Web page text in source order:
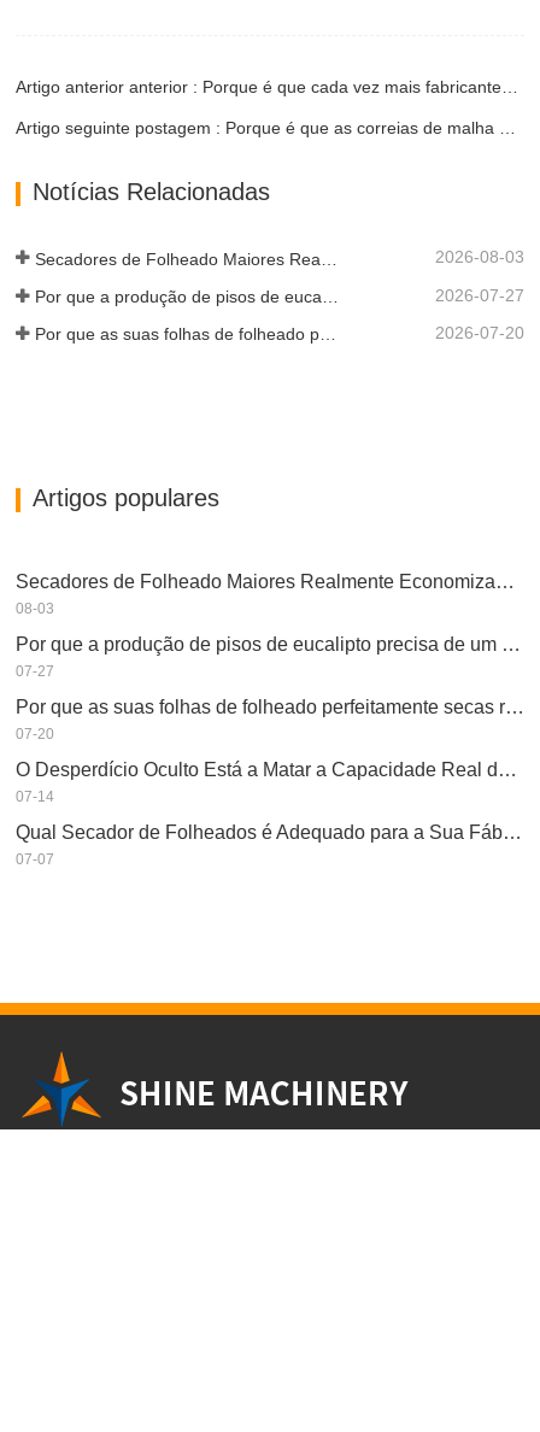
Artigo anterior anterior : Porque é que cada vez mais fabricantes de contraplacado estão a adotar secadores de rolos avançados?
Artigo seguinte postagem : Porque é que as correias de malha de aço inoxidável são essenciais para secar lâminas de madeira preciosas?
Notícias Relacionadas
2026-08-03
2026-07-27
2026-07-20
Artigos populares
Secadores de Folheado Maiores Realmente Economizam Dinheiro?
08-03
Por que a produção de pisos de eucalipto precisa de um secador de folheados?
07-27
Por que as suas folhas de folheado perfeitamente secas re-humedeceram?
07-20
O Desperdício Oculto Está a Matar a Capacidade Real do Seu Secador de Folheados?
07-14
Qual Secador de Folheados é Adequado para a Sua Fábrica?
07-07